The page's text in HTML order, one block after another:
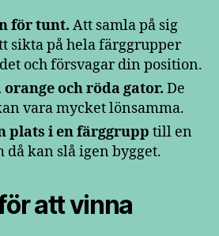
för tunt. Att samla på sig
sikta på hela färggrupper
och försvagar din position.
och röda gator. De
vara mycket lönsamma.
plats i en färggrupp till en
då kan slå igen bygget.
att vinna